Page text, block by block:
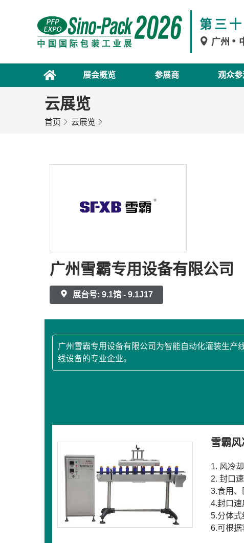
第三
广州
展会概览 参展商 观众参
云展览
首页 云展览
广州雪霸专用设备有限公司
展台号: 9.1馆 - 9.1J17
广州雪霸专用设备有限公司为智能自动化灌装生产
线设备的专业企业。
雪霸
1. 风冷
2. 封口
3.食用、
4.封口速
5.分体式
6.可根据